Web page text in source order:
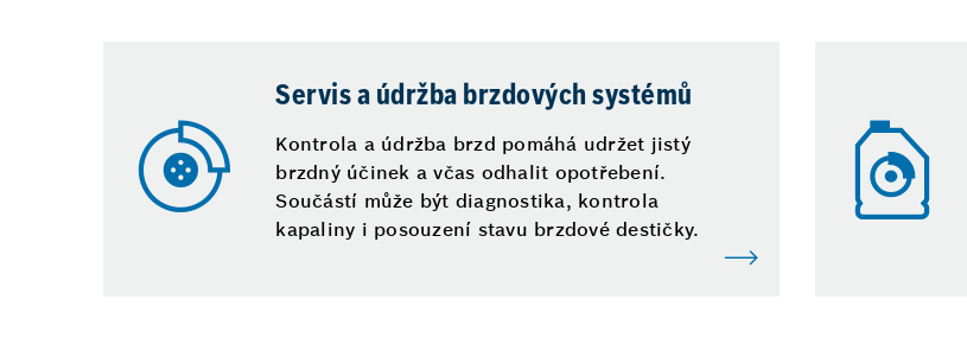
Servis a údržba brzdových systémů
Kontrola a údržba brzd pomáhá udržet jistý
brzdný účinek a včas odhalit opotřebení.
Součástí může být diagnostika, kontrola
kapaliny i posouzení stavu brzdové destičky.